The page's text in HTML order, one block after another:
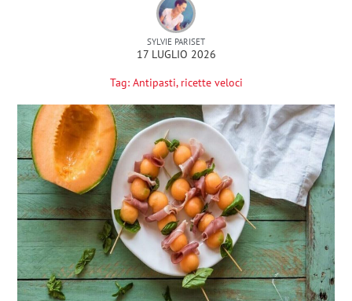
SYLVIE PARISET
17 LUGLIO 2026
Tag: Antipasti, ricette veloci